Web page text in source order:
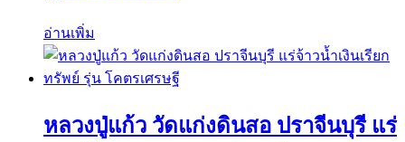
อ่านเพิ่ม
หลวงปู่แก้ว วัดแก่งดินสอ ปราจีนบุรี แร่